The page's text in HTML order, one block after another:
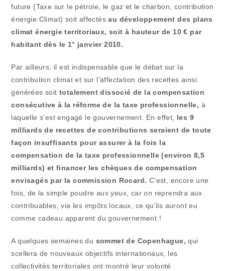
future (Taxe sur le pétrole, le gaz et le charbon, contribution
énergie Climat) soit affectésau développement des plans
climat énergie territoriaux, soit à hauteur de 10 € par
habitant dès le 1° janvier 2010.
Par ailleurs, il est indispensable que le débat sur la
contribution climat et sur l’affectation des recettes ainsi
générées soittotalement dissocié de la compensation
consécutive à la réforme de la taxe professionnelle, à
laquelle s’est engagé le gouvernement. En effet, les 9
milliards de recettes de contributions seraient de toute
façon insuffisants pour assurer à la fois la
compensation de la taxe professionnelle (environ 8,5
milliards) et financer les chèques de compensation
envisagés par la commission Rocard. C’est, encore une
fois, de la simple poudre aux yeux, car on reprendra aux
contribuables, via les impôts locaux, ce qu’ils auront eu
comme cadeau apparent du gouvernement !
A quelques semaines du sommet de Copenhague, qui
scellera de nouveaux objectifs internationaux, les
collectivités territoriales ont montré leur volonté